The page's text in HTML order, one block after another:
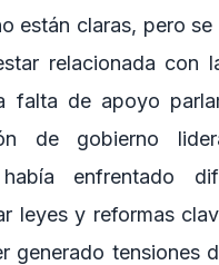
están claras, pero se
relacionada con
falta de apoyo
de gobierno
enfrentado
leyes y reformas
generado tensiones